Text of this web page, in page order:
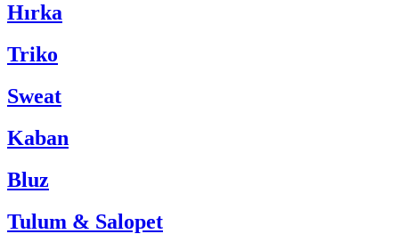
Hırka
Triko
Sweat
Kaban
Bluz
Tulum & Salopet